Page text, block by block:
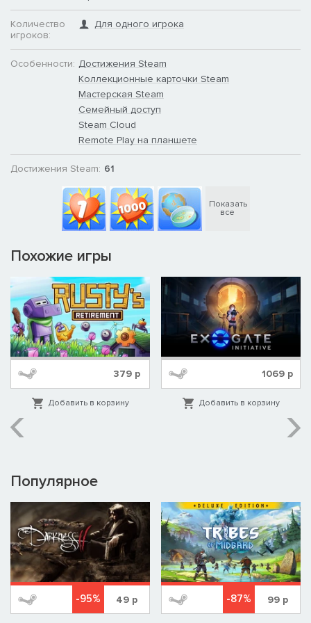
Количество
игроков:
Для одного игрока
Особенности: Достижения Steam
Коллекционные карточки Steam
Мастерская Steam
Семейный доступ
Steam Cloud
Remote Play на планшете
Достижения Steam: 61
Показать
все
Похожие игры
379 р
Добавить в корзину
1069 р
Добавить в корзину
Популярное
-95% 49 р -87% 99р